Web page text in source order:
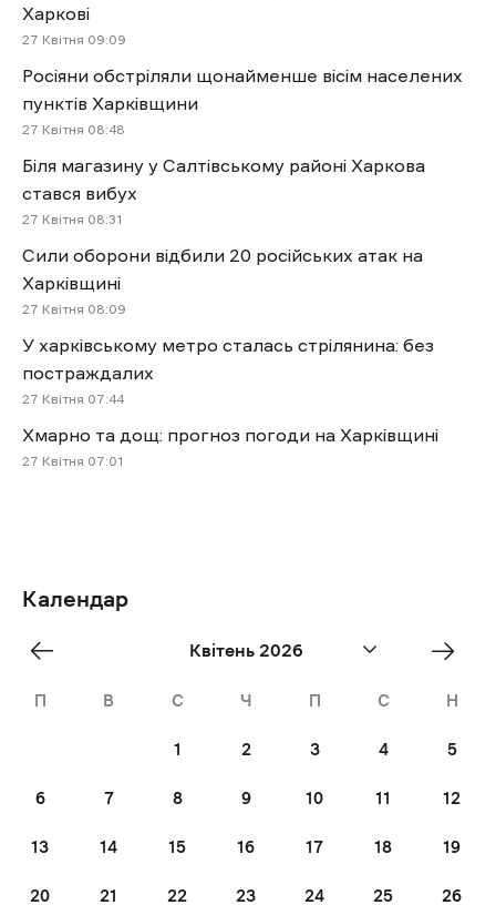
Харкові
27 Квітня 09:09
Росіяни обстріляли щонайменше вісім населених
пунктів Харківщини
27 Квітня 08:48
Біля магазину у Салтівському районі Харкова
стався вибух
27 Квітня 08:31
Сили оборони відбили 20 російських атак на
Харківщині
27 Квітня 08:09
У харківському метро сталась стрілянина: без
постраждалих
27 Квітня 07:44
Хмарно та дощ: прогноз погоди на Харківщині
27 Квітня 07:01
Календар
Квітень 2026
П В С Ч П С Н
1 2 3 4 5
6 7 8 9 10 11 12
13 14 15 16 17 18 19
20 21 22 23 24 25 26
«
Бер
Трав
»